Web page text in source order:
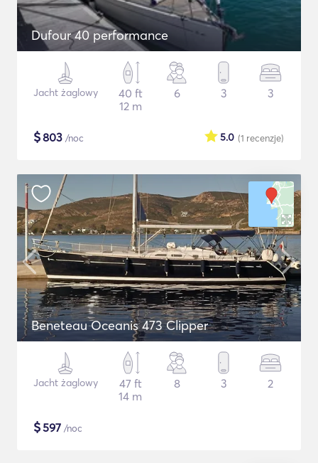
Dufour 40 performance
Jacht żaglowy
40 ft
12 m
6 3 3
$803 /noc (1 recenzje)
5.0
Beneteau Oceanis 473 Clipper
Jacht żaglowy
47 ft
14 m
8 3 2
$597 /noc